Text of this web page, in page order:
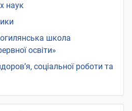
наук
школа
освіти»
соціальної роботи та